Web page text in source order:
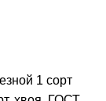
1 сорт